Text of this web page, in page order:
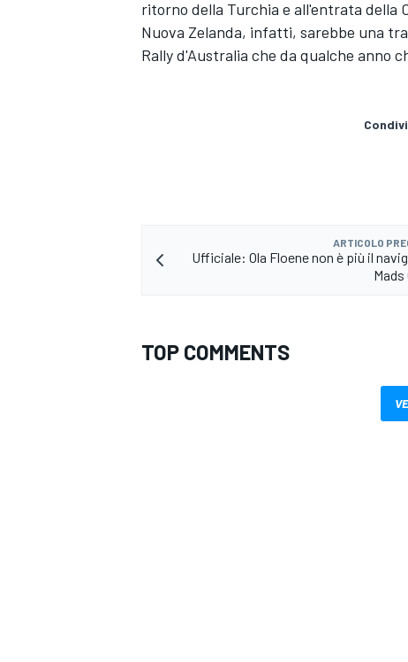
ritorno della Turchia e all'entrata della
Nuova Zelanda, infatti, sarebbe una
Rally d'Australia che da qualche anno
ARTICOLO
Ufficiale: Ola Floene non è più il
Mads
TOP COMMENTS